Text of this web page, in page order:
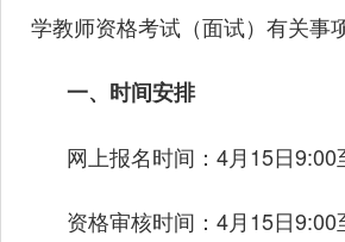
学教师资格考试（面试）有关事
一、时间安排
网上报名时间： 4月15日9:00
资格审核时间： 4月15日9:00